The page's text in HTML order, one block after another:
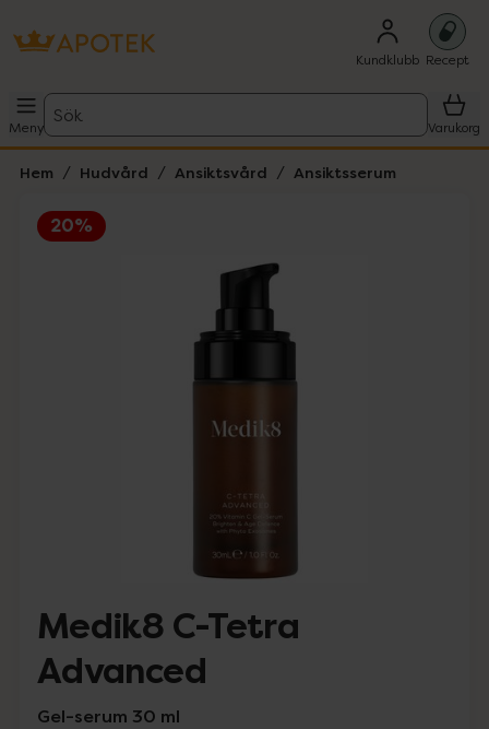
Kundklubb Recept
Meny
Sök
Varukorg
Hem Hudvård Ansiktsvård Ansiktsserum
20%
Lista: . Innehåller 4 objekt.
Medik8 C-Tetra
Advanced
Gel-serum 30 ml